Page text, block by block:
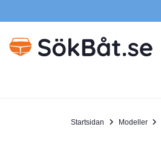
Startsidan Modeller